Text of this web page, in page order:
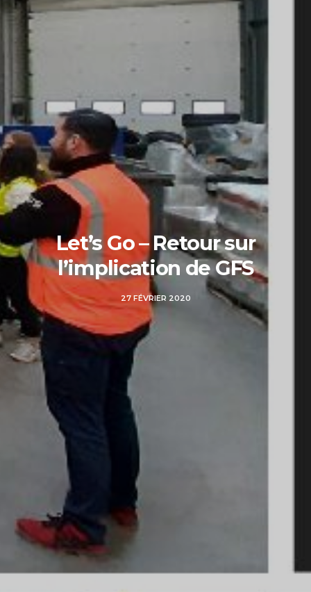
Let’s Go – Retour sur
l’implication de GFS
27 FÉVRIER 2020